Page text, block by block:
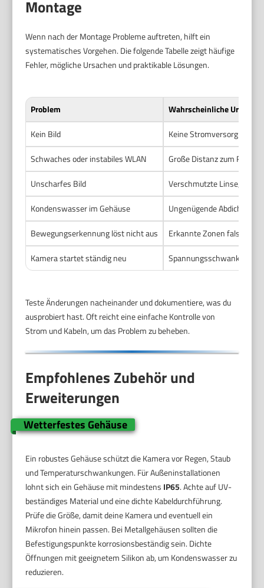
Montage
Wenn nach der Montage Probleme auftreten, hilft ein
systematisches Vorgehen. Die folgende Tabelle zeigt häufige
Fehler, mögliche Ursachen und praktikable Lösungen.
Problem
Wahrscheinliche Ursache
Kein Bild
Keine Stromversorgung,
Schwaches oder instabiles WLAN
Große Distanz zum
Unscharfes Bild
Verschmutzte Linse,
Kondenswasser im Gehäuse
Ungenügende Abdichtung
Bewegungserkennung löst nicht aus
Erkannte Zonen falsch
Kamera startet ständig neu
Teste Änderungen nacheinander und dokumentiere, was du
ausprobiert hast. Oft reicht eine einfache Kontrolle von
Strom und Kabeln, um das Problem zu beheben.
Empfohlenes Zubehör und
Erweiterungen
Wetterfestes Gehäuse
Ein robustes Gehäuse schützt die Kamera vor Regen, Staub
und Temperaturschwankungen. Für Außeninstallationen
lohnt sich ein Gehäuse mit mindestens IP65. Achte auf UV-
beständiges Material und eine dichte Kabeldurchführung.
Prüfe die Größe, damit deine Kamera und eventuell ein
Mikrofon hinein passen. Bei Metallgehäusen sollten die
Befestigungspunkte korrosionsbeständig sein. Dichte
Öffnungen mit geeignetem Silikon ab, um Kondenswasser zu
reduzieren.